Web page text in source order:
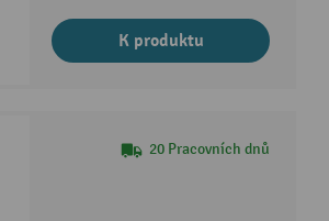
K produktu
20 Pracovních dnů